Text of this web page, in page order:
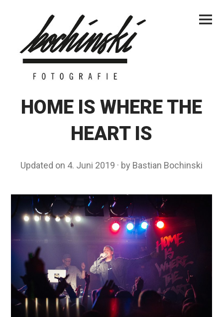
Menu
HOME IS WHERE THE
HEART IS
Updated on 4. Juni 2019 1
M
a
i
2
0
1
6
by Bastian Bochinski